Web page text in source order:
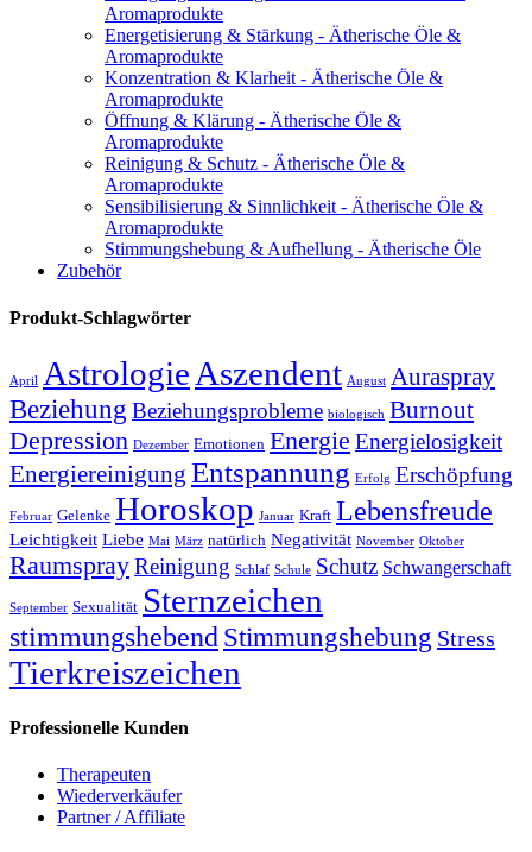
Aromaprodukte
Energetisierung & Stärkung - Ätherische Öle &
Aromaprodukte
Konzentration & Klarheit - Ätherische Öle &
Aromaprodukte
Öffnung & Klärung - Ätherische Öle &
Aromaprodukte
Reinigung & Schutz - Ätherische Öle &
Aromaprodukte
Sensibilisierung & Sinnlichkeit - Ätherische Öle &
Aromaprodukte
Stimmungshebung & Aufhellung - Ätherische Öle
Zubehör
Produkt-Schlagwörter
April Astrologie Aszendent August Auraspray
Beziehung Beziehungsprobleme biologisch Burnout
Depression Dezember Emotionen Energie Energielosigkeit
Energiereinigung Entspannung Erfolg Erschöpfung
Februar Gelenke Horoskop Januar Kraft Lebensfreude
Leichtigkeit Liebe Mai März natürlich Negativität November Oktober
RaumsprayReinigung Schlaf Schule Schutz Schwangerschaft
September Sexualität Sternzeichen
stimmungshebend Stimmungshebung Stress
Tierkreiszeichen
Professionelle Kunden
Therapeuten
Wiederverkäufer
Partner / Affiliate